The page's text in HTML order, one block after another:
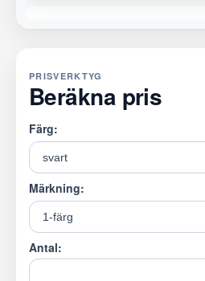
PRISVERKTYG
Beräkna pris
Färg:
Märkning:
Antal: